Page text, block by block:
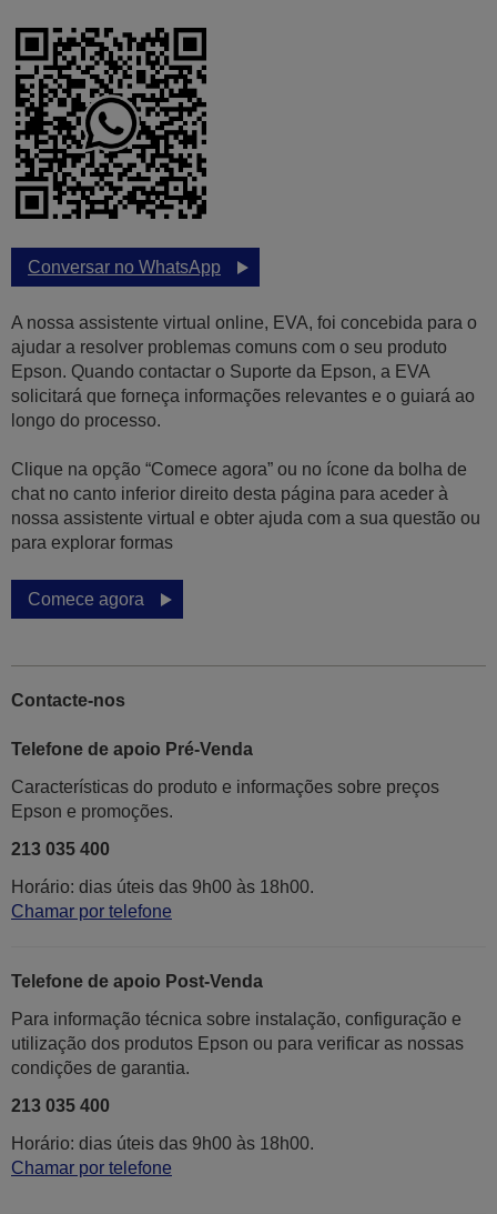
Conversar no WhatsApp
A nossa assistente virtual online, EVA, foi concebida para o
ajudar a resolver problemas comuns com o seu produto
Epson. Quando contactar o Suporte da Epson, a EVA
solicitará que forneça informações relevantes e o guiará ao
longo do processo.
Clique na opção “Comece agora” ou no ícone da bolha de
chat no canto inferior direito desta página para aceder à
nossa assistente virtual e obter ajuda com a sua questão ou
para explorar formas
Comece agora
Contacte-nos
Telefone de apoio Pré-Venda
Características do produto e informações sobre preços
Epson e promoções.
213 035 400
Horário: dias úteis das 9h00 às 18h00.
Chamar por telefone
Telefone de apoio Post-Venda
Para informação técnica sobre instalação, configuração e
utilização dos produtos Epson ou para verificar as nossas
condições de garantia.
213 035 400
Horário: dias úteis das 9h00 às 18h00.
Chamar por telefone